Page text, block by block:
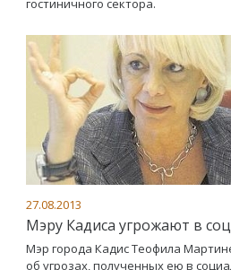
гостиничного сектора.
27.08.2013
Мэру Кадиса угрожают в
Мэр города Кадис Теофила
об угрозах, полученных ею в